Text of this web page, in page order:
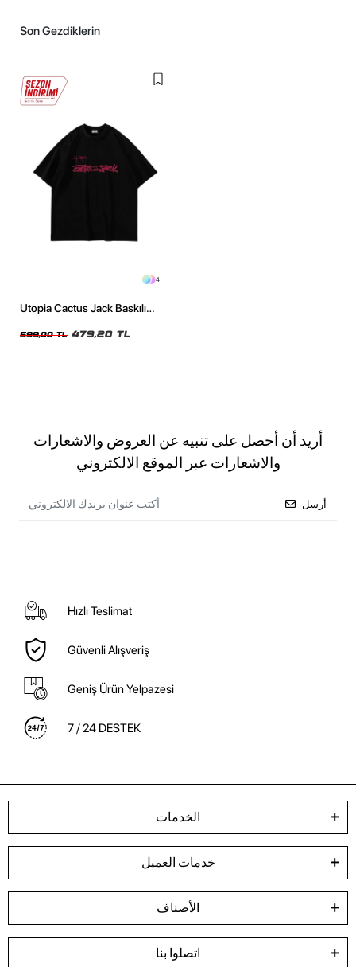
Son Gezdiklerin
4
Utopia Cactus Jack Baskılı
599,00 TL 479,20 TL
أريد أن أحصل على تنبيه عن العروض والاشعارات
والاشعارات عبر الموقع الالكتروني
أرسل
Hızlı Teslimat
Güvenli Alışveriş
Geniş Ürün Yelpazesi
7 / 24 DESTEK
الخدمات
خدمات العميل
الأصناف
اتصلوا بنا